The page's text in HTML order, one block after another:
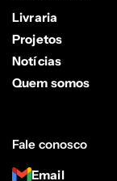
Livraria
Projetos
Notícias
Quem somos
Fale conosco
Email